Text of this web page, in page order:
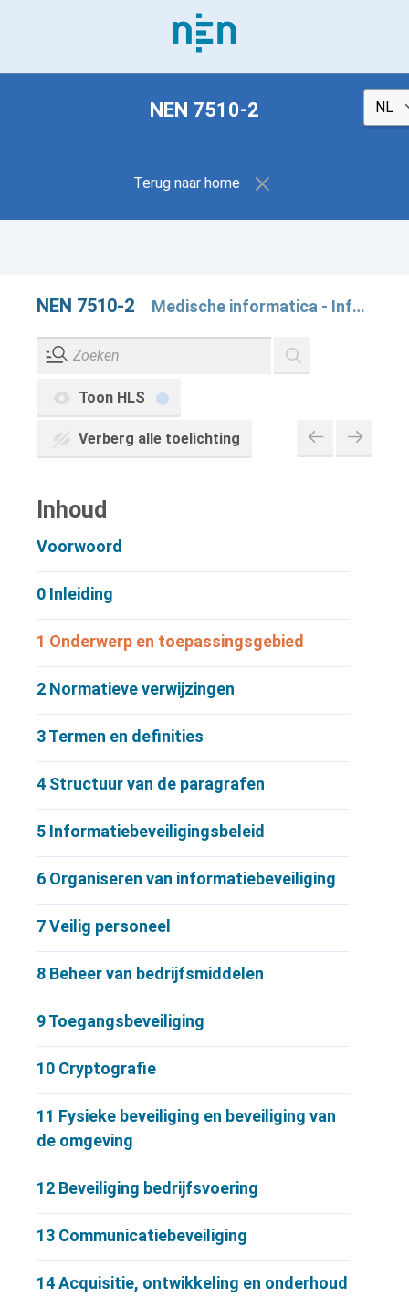
NEN 7510-2
Terug naar home
NEN 7510-2 Medische informatica - Informatiebeveiliging in de zorg - Deel 2: Beheersmaatregelen
Toon HLS
Verberg alle toelichting
Inhoud
Voorwoord
0 Inleiding
1 Onderwerp en toepassingsgebied
2 Normatieve verwijzingen
3Termen en definities
4 Structuur van de paragrafen
5 Informatiebeveiligingsbeleid
6 Organiseren van informatiebeveiliging
7Veilig personeel
8 Beheer van bedrijfsmiddelen
9Toegangsbeveiliging
10 Cryptografie
11 Fysieke beveiliging en beveiliging van
de omgeving
12 Beveiliging bedrijfsvoering
13 Communicatiebeveiliging
14Acquisitie, ontwikkeling en onderhoud